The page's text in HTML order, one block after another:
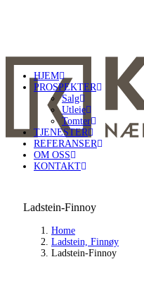
HJEM
PROSPEKTER
Salg
Utleie
Tomter
TJENESTER
REFERANSER
OM OSS
KONTAKT
Ladstein-Finnoy
Home
Ladstein, Finnøy
Ladstein-Finnoy